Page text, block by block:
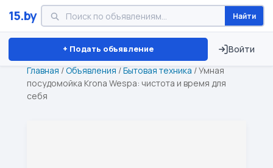
15.by Найти
+ Подать объявление Войти
Минск Витебск Брест ⏱ ТОЛЬКО 15 ДНЕЙ
Главная /Объявления /Бытовая техника /Умная
посудомойка Krona Wespa: чистота и время для
себя